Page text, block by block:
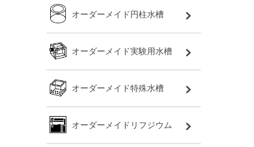
オーダーメイド円柱水槽
オーダーメイド実験用水槽
オーダーメイド特殊水槽
オーダーメイドリフジウム